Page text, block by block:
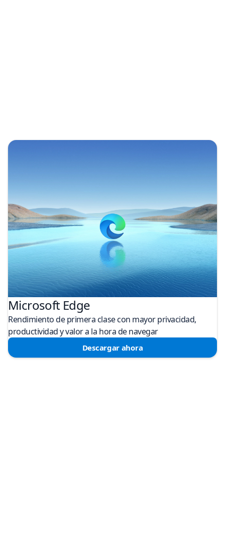
Microsoft Edge
Rendimiento de primera clase con mayor privacidad,
productividad y valor a la hora de navegar
Descargar ahora